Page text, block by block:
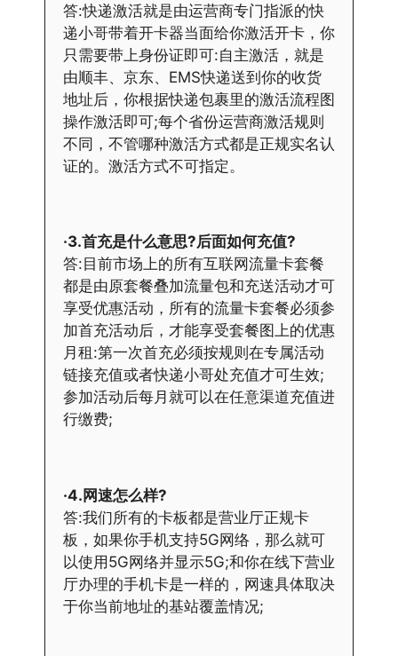
答:快递激活就是由运营商专门指派的快
递小哥带着开卡器当面给你激活开卡，你
只需要带上身份证即可:自主激活，就是
由顺丰、京东、EMS快递送到你的收货
地址后，你根据快递包裹里的激活流程图
操作激活即可;每个省份运营商激活规则
不同，不管哪种激活方式都是正规实名认
证的。激活方式不可指定。
·3.首充是什么意思?后面如何充值?
答:目前市场上的所有互联网流量卡套餐
都是由原套餐叠加流量包和充送活动才可
享受优惠活动，所有的流量卡套餐必须参
加首充活动后，才能享受套餐图上的优惠
月租:第一次首充必须按规则在专属活动
链接充值或者快递小哥处充值才可生效;
参加活动后每月就可以在任意渠道充值进
行缴费;
·4.网速怎么样?
答:我们所有的卡板都是营业厅正规卡
板，如果你手机支持5G网络，那么就可
以使用5G网络并显示5G;和你在线下营业
厅办理的手机卡是一样的，网速具体取决
于你当前地址的基站覆盖情况;